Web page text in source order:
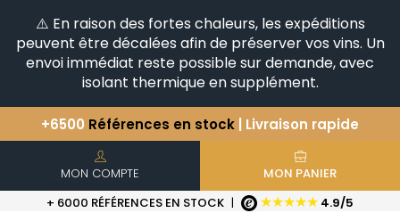
⚠️ En raison des fortes chaleurs, les expéditions
peuvent être décalées afin de préserver vos vins. Un
envoi immédiat reste possible sur demande, avec
isolant thermique en supplément.
+6500 Références en stock | Livraison rapide
Vous avez une question ?
Découvrez notre sélection
d'Horizontales & Verticales
MON COMPTE
MON PANIER
+ 6000 RÉFÉRENCES EN STOCK | ★★★★★ 4.9/5